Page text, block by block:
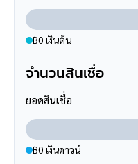
**การเดินทาง**
- ตัวบ้านห่างจากหน้าโครงการ
- หน้าโครงการติดถนนใหญ่
รัตนาธิเบศร์, ถนนชัยพฤกษ์,
- ใกล้โครงการรถไฟฟ้าสายสี
**สอบถามข้อมูลบ้านมือสอง
เรามีบริการด้านสินเชื่อ ติดต่
สูงสุดถึง 90-110 % ที่สำคัญคื
฿0 เงินต้น
จำนวนสินเชื่อ
ยอดสินเชื่อ
฿0 เงินดาวน์